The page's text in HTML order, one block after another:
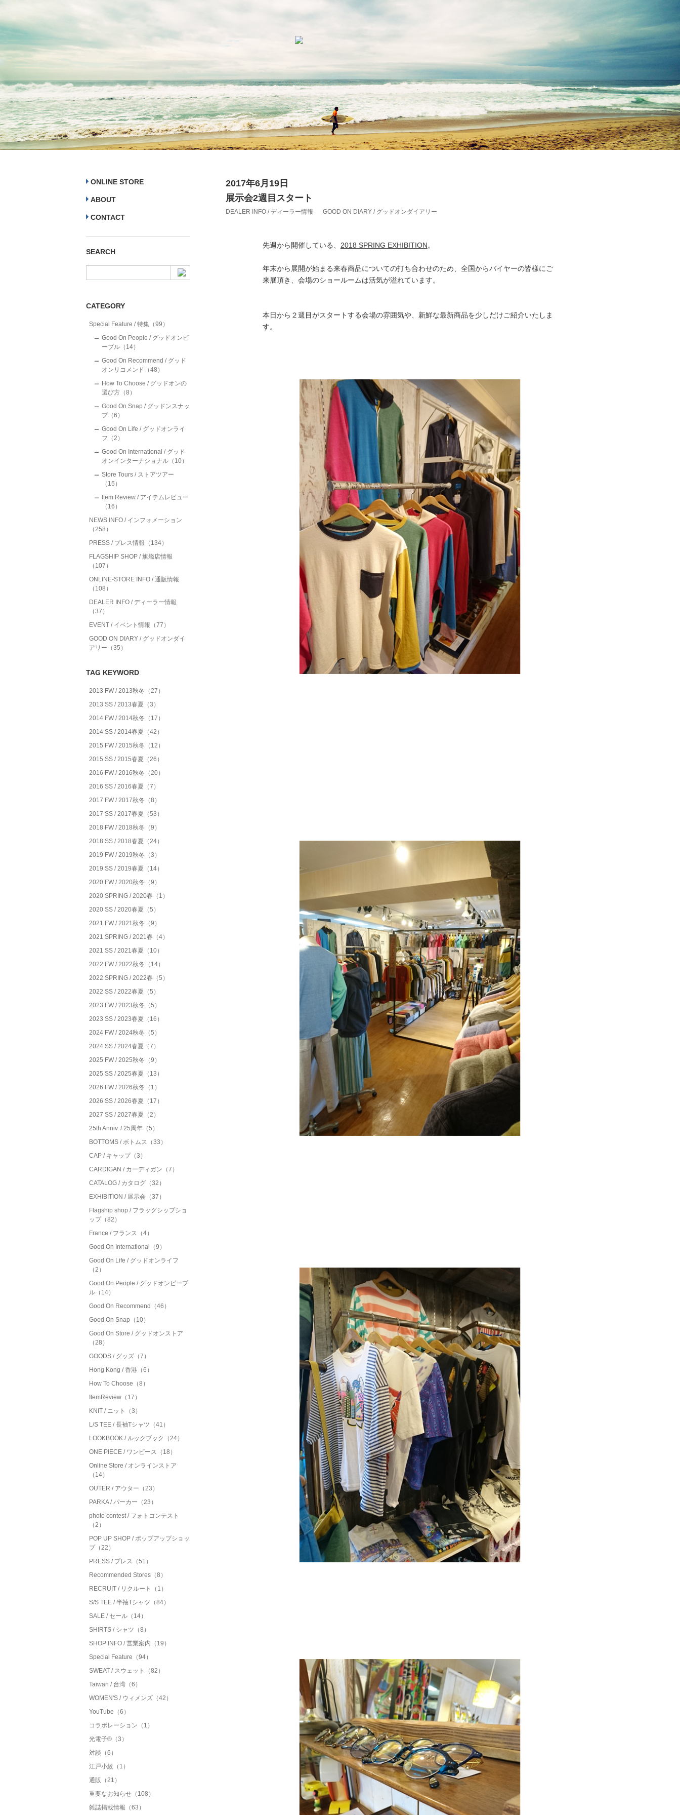
ONLINE STORE
ABOUT
CONTACT
SEARCH
CATEGORY
Special Feature / 特集（99）
Good On People / グッドオンピ
ープル（14）
Good On Recommend / グッド
オンリコメンド（48）
How To Choose / グッドオンの
選び方（8）
Good On Snap / グッドンスナッ
プ（6）
Good On Life / グッドオンライ
フ（2）
Good On International / グッド
オンインターナショナル（10）
Store Tours / ストアツアー
（15）
Item Review / アイテムレビュー
（16）
NEWS INFO / インフォメーション
（258）
PRESS / プレス情報（134）
FLAGSHIP SHOP / 旗艦店情報
（107）
ONLINE-STORE INFO / 通販情報
（108）
DEALER INFO / ディーラー情報
（37）
EVENT / イベント情報（77）
GOOD ON DIARY / グッドオンダイ
アリー（35）
TAG KEYWORD
2013 FW / 2013秋冬（27）
2013 SS / 2013春夏（3）
2014 FW / 2014秋冬（17）
2014 SS / 2014春夏（42）
2015 FW / 2015秋冬（12）
2015 SS / 2015春夏（26）
2016 FW / 2016秋冬（20）
2016 SS / 2016春夏（7）
2017 FW / 2017秋冬（8）
2017 SS / 2017春夏（53）
2018 FW / 2018秋冬（9）
2018 SS / 2018春夏（24）
2019 FW / 2019秋冬（3）
2019 SS / 2019春夏（14）
2020 FW / 2020秋冬（9）
2020 SPRING / 2020春（1）
2020 SS / 2020春夏（5）
2021 FW / 2021秋冬（9）
2021 SPRING / 2021春（4）
2021 SS / 2021春夏（10）
2022 FW / 2022秋冬（14）
2022 SPRING / 2022春（5）
2022 SS / 2022春夏（5）
2023 FW / 2023秋冬（5）
2023 SS / 2023春夏（16）
2024 FW / 2024秋冬（5）
2024 SS / 2024春夏（7）
2025 FW / 2025秋冬（9）
2025 SS / 2025春夏（13）
2026 FW / 2026秋冬（1）
2026 SS / 2026春夏（17）
2027 SS / 2027春夏（2）
25th Anniv. / 25周年（5）
BOTTOMS / ボトムス（33）
CAP / キャップ（3）
CARDIGAN / カーディガン（7）
CATALOG / カタログ（32）
EXHIBITION / 展示会（37）
Flagship shop / フラッグシップショ
ップ（82）
France / フランス（4）
Good On International（9）
Good On Life / グッドオンライフ
（2）
Good On People / グッドオンピープ
ル（14）
Good On Recommend（46）
Good On Snap（10）
Good On Store / グッドオンストア
（28）
GOODS / グッズ（7）
Hong Kong / 香港（6）
How To Choose（8）
ItemReview（17）
KNIT / ニット（3）
L/S TEE / 長袖Tシャツ（41）
LOOKBOOK / ルックブック（24）
ONE PIECE / ワンピース（18）
Online Store / オンラインストア
（14）
OUTER / アウター（23）
PARKA / パーカー（23）
photo contest / フォトコンテスト
（2）
POP UP SHOP / ポップアップショッ
プ（22）
PRESS / プレス（51）
Recommended Stores（8）
RECRUIT / リクルート（1）
S/S TEE / 半袖Tシャツ（84）
SALE / セール（14）
SHIRTS / シャツ（8）
SHOP INFO / 営業案内（19）
Special Feature（94）
SWEAT / スウェット（82）
Taiwan / 台湾（6）
WOMEN'S / ウィメンズ（42）
YouTube（6）
コラボレーション（1）
光電子®（3）
対談（6）
江戸小紋（1）
通販（21）
重要なお知らせ（108）
雑誌掲載情報（63）
2017年6月19日
展示会2週目スタート
DEALER INFO / ディーラー情報 GOOD ON DIARY / グッドオンダイアリー
先週から開催している、 2018 SPRING EXHIBITION。
年末から展開が始まる来春商品についての打ち合わせのため、全国からバイヤーの皆様にご
来展頂き、会場のショールームは活気が溢れています。
本日から２週目がスタートする会場の雰囲気や、新鮮な最新商品を少しだけご紹介いたしま
す。